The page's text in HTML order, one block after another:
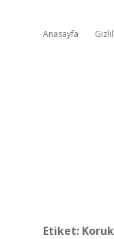
Anasayfa
Etiket: